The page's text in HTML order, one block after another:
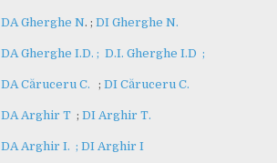
DA Gherghe N. ;DI Gherghe N.
DA Gherghe I.D. ;D.I. Gherghe I.D ;
DA Căruceru C. ;DI Căruceru C.
DA Arghir T ;DI Arghir T.
DA Arghir I. ;DI Arghir I